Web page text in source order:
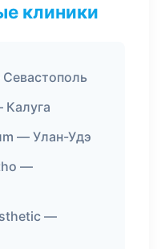
клиники
— Улан-Удэ
—
—